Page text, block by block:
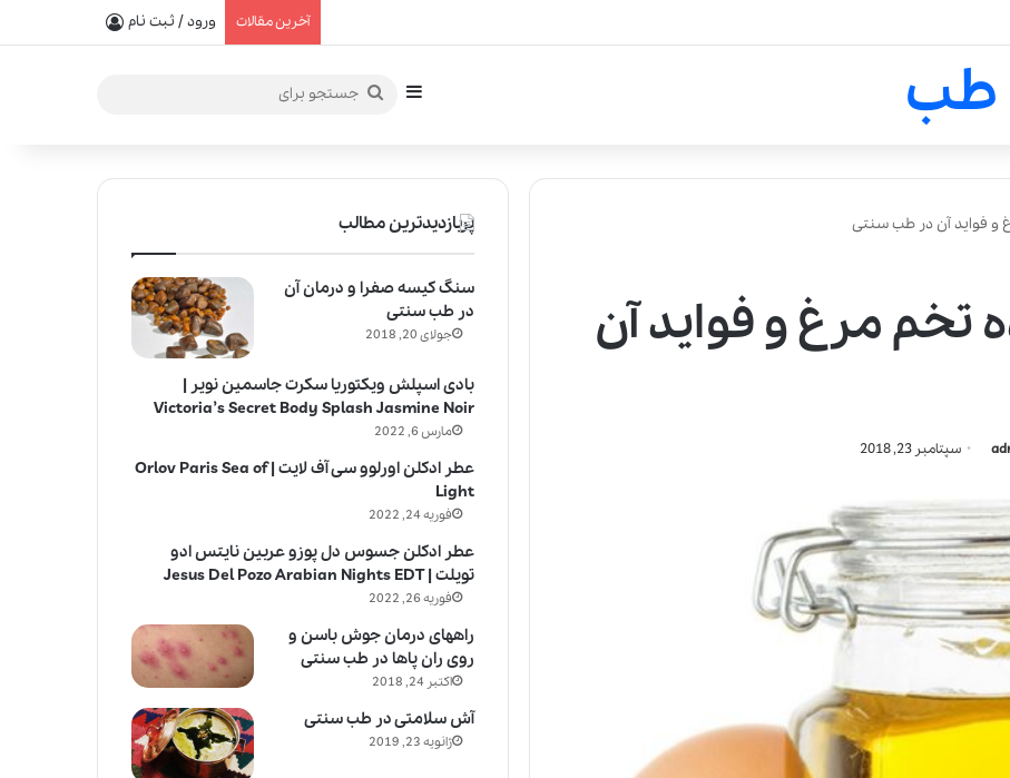
آخرین مقالات ورود / ثبت نام
طب سایدبارجستجو
و فواید آن در طب سنتی
تخم مرغ و فواید آن
سپتامبر 23, 2018
پربازدیدترین مطالب
سنگ کیسه صفرا و درمان آن
در طب سنتی
جولای 20, 2018
بادی اسپلش ویکتوریا سکرت جاسمین نویر |
Victoria’s Secret Body Splash Jasmine Noir
مارس 6, 2022
عطر ادکلن اورلوو سی آف لایت | Orlov Paris Sea of
Light
فوریه 24, 2022
عطر ادکلن جسوس دل پوزو عربین نایتس ادو
تویلت | Jesus Del Pozo Arabian Nights EDT
فوریه 26, 2022
راههای درمان جوش باسن و
روی ران پاها در طب سنتی
اکتبر 24, 2018
آش سلامتی در طب سنتی
ژانویه 23, 2019